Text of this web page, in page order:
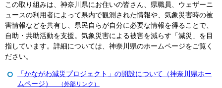
この取り組みは、神奈川県にお住いの皆さん、県職員、ウェザーニ
ュースの利用者によって県内で観測された情報や、気象災害時の被
害情報などを共有し、県民自らが自分に必要な情報を得ることで、
自助・共助活動を支援。気象災害による被害を減らす「減災」を目
指しています。詳細については、神奈川県のホームページをご覧く
ださい。
「かながわ減災プロジェクト」の開設について（神奈川県ホー
ムページ）
（外部リンク）